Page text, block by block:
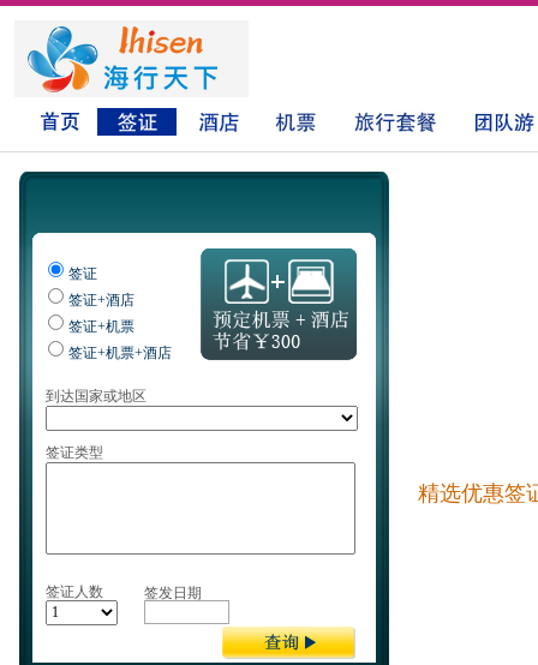
签证
签证+酒店
签证+机票
签证+机票+酒店
到达国家或地区
签证类型
签证人数 签发日期
精选优惠签